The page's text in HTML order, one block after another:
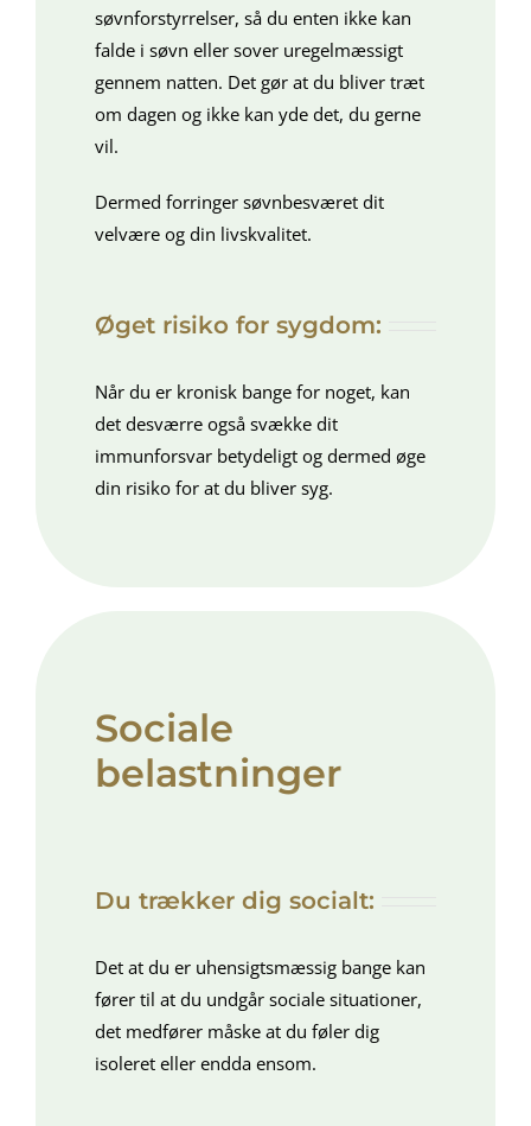
søvnforstyrrelser, så du enten ikke kan
falde i søvn eller sover uregelmæssigt
gennem natten. Det gør at du bliver træt
om dagen og ikke kan yde det, du gerne
vil.
Dermed forringer søvnbesværet dit
velvære og din livskvalitet.
Øget risiko for sygdom:
Når du er kronisk bange for noget, kan
det desværre også svække dit
immunforsvar betydeligt og dermed øge
din risiko for at du bliver syg.
Sociale
belastninger
Du trækker dig socialt:
Det at du er uhensigtsmæssig bange kan
fører til at du undgår sociale situationer,
det medfører måske at du føler dig
isoleret eller endda ensom.